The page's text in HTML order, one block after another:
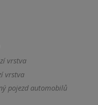
vrstva
vrstva
pojezd automobilů